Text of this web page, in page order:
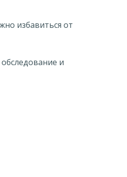
избавиться от
и